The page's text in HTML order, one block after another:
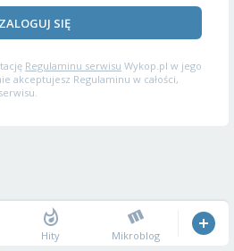
ZALOGUJ SIĘ
Regulaminu serwisu Wykop.pl w jego
akceptujesz Regulaminu w całości,
Hity Mikroblog